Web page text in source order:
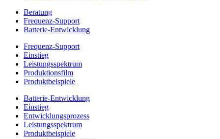
Beratung
Frequenz-Support
Batterie-Entwicklung
Frequenz-Support
Einstieg
Leistungsspektrum
Produktionsfilm
Produktbeispiele
Batterie-Entwicklung
Einstieg
Entwicklungsprozess
Leistungsspektrum
Produktbeispiele